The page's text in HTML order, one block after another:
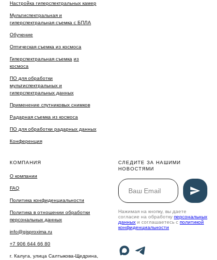
Настройка гиперспектральных камер
Мультиспектральная и
гиперспектральная съемка с БПЛА
Обучение
Оптическая съемка из космоса
Гиперспектральная съемка из
космоса
ПО для обработки
мультиспектральных и
гиперспектральных данных
Применение спутниковых снимков
Радарная съемка из космоса
ПО для обработки радарных данных
Конференция
КОМПАНИЯ
О компании
FAQ
Политика конфиденциальности
Политика в отношении обработки
персональных данных
info@gisproxima.ru
+7 906 644 66 80
г. Калуга, улица Салтыкова-Щедрина,
СЛЕДИТЕ ЗА НАШИМИ
НОВОСТЯМИ
Нажимая на кнопку, вы даете
согласие на обработку персональных
данных и соглашаетесь c политикой
конфиденциальности